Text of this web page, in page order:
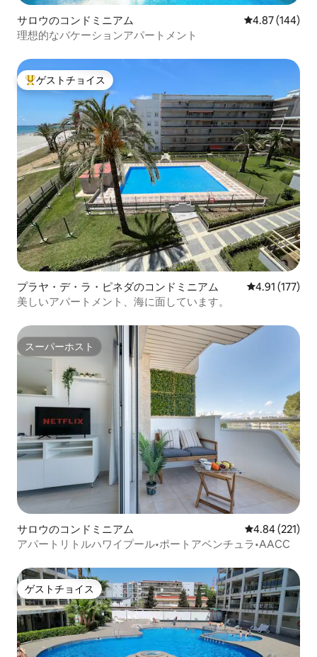
サロウのコンドミニアム レビュー144
4.87 (144)
理想的なバケーションアパートメント
大好評のゲストチョイスです。
ゲストチョイス
プラヤ・デ・ラ・ピネダのコンドミニアム レビュー177
4.91 (177)
美しいアパートメント、海に面しています。
スーパーホスト
スーパーホスト
サロウのコンドミニアム レビュー221
4.84 (221)
アパートリトルハワイプール•ポートアベンチュラ•AACC
ゲストチョイス
ゲストチョイス